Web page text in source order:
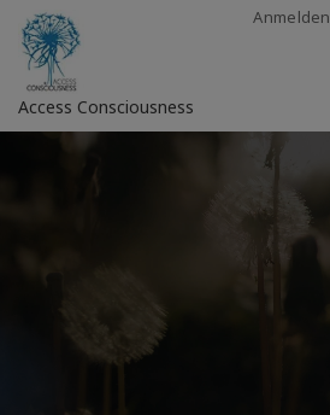
Anmelden
Access Consciousness